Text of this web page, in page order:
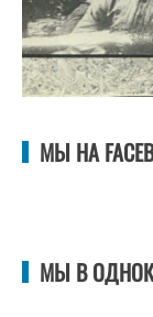
МЫ НА
МЫ В